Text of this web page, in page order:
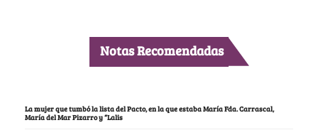
Notas Recomendadas
La mujer que tumbó la lista del Pacto, en la que estaba María Fda. Carrascal,
María del Mar Pizarro y “Lalis